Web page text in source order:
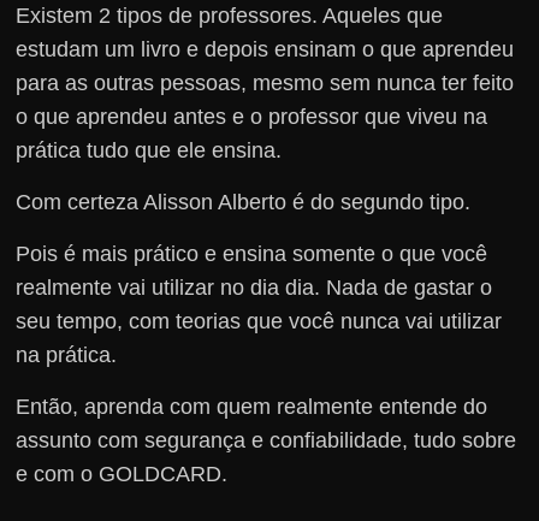
Existem 2 tipos de professores. Aqueles que
estudam um livro e depois ensinam o que aprendeu
para as outras pessoas, mesmo sem nunca ter feito
o que aprendeu antes e o professor que viveu na
prática tudo que ele ensina.
Com certeza Alisson Alberto é do segundo tipo.
Pois é mais prático e ensina somente o que você
realmente vai utilizar no dia dia. Nada de gastar o
seu tempo, com teorias que você nunca vai utilizar
na prática.
Então, aprenda com quem realmente entende do
assunto com segurança e confiabilidade, tudo sobre
e com o GOLDCARD.